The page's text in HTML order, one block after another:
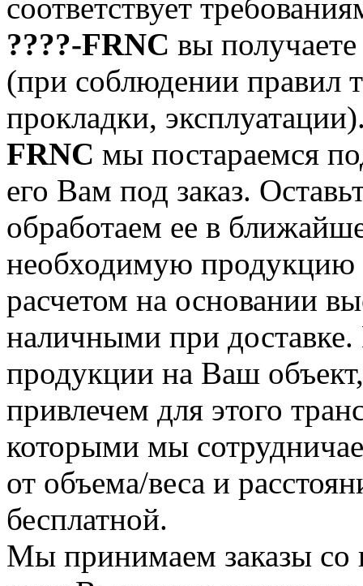
соответствует
????-FRNC вы получаете
(при соблюдении правил
прокладки,
FRNC мы постараемся
его Вам под заказ.
обработаем ее в
необходимую
расчетом на основании
наличными при
продукции на Ваш
привлечем для этого
которыми мы
от объема/веса и
бесплатной.
Мы принимаем заказы со